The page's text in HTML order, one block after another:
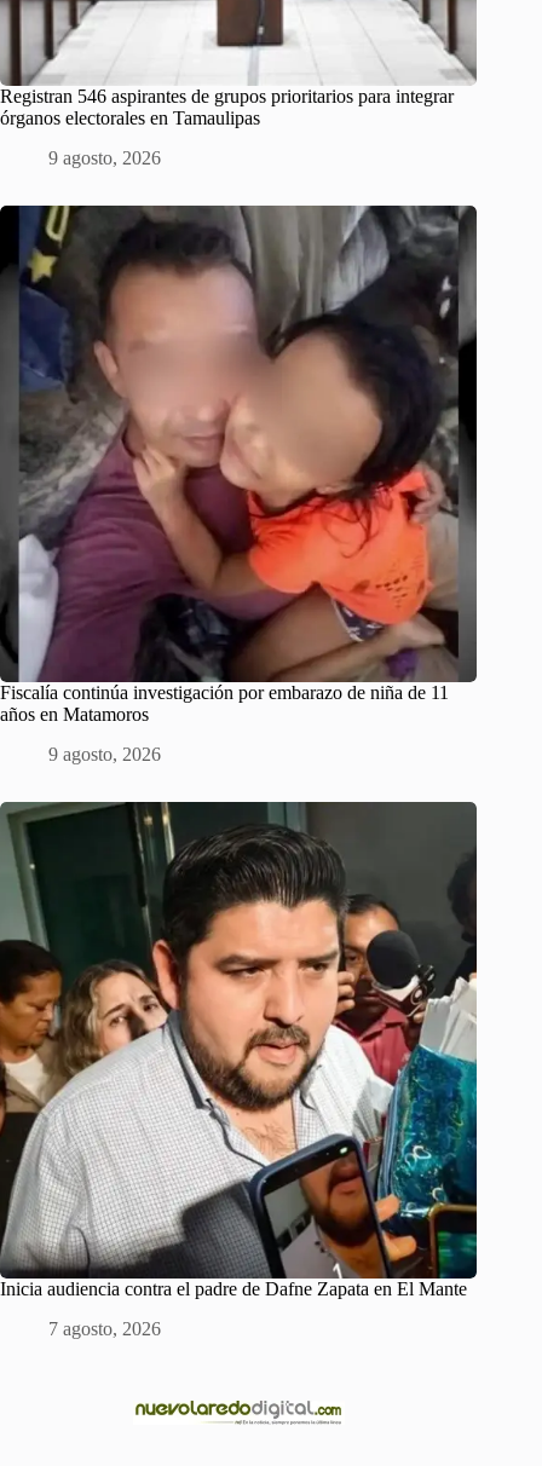
Registran 546 aspirantes de grupos prioritarios para integrar
órganos electorales en Tamaulipas
9 agosto, 2026
Fiscalía continúa investigación por embarazo de niña de 11
años en Matamoros
9 agosto, 2026
Inicia audiencia contra el padre de Dafne Zapata en El Mante
7 agosto, 2026